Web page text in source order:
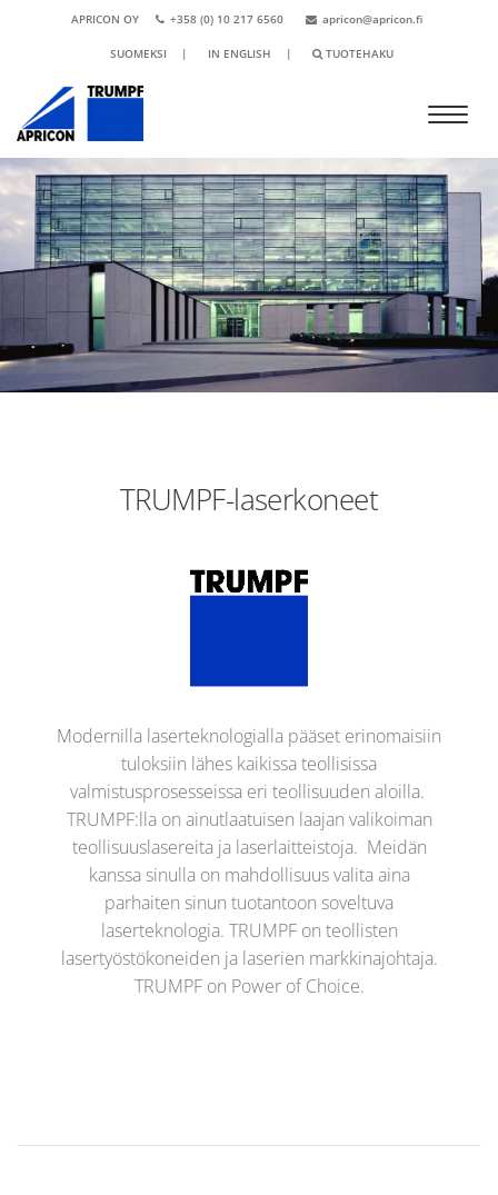
APRICON OY +358 (0) 10 217 6560 apricon@apricon.fi
SUOMEKSI | IN ENGLISH | TUOTEHAKU
TRUMPF-laserkoneet
Modernilla laserteknologialla pääset erinomaisiin
tuloksiin lähes kaikissa teollisissa
valmistusprosesseissa eri teollisuuden aloilla.
TRUMPF:lla on ainutlaatuisen laajan valikoiman
teollisuuslasereita ja laserlaitteistoja. Meidän
kanssa sinulla on mahdollisuus valita aina
parhaiten sinun tuotantoon soveltuva
laserteknologia. TRUMPF on teollisten
lasertyöstökoneiden ja laserien markkinajohtaja.
TRUMPF on Power of Choice.